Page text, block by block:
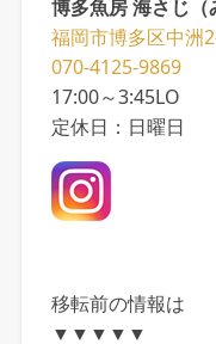
博多魚房 海さじ（
福岡市博多区中洲
070-4125-9869
17:00～3:45LO
定休日：日曜日
移転前の情報は
▼▼▼▼▼